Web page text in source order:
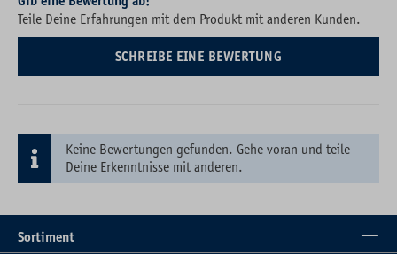
Teile Deine Erfahrungen mit dem Produkt mit anderen Kunden.
SCHREIBE EINE BEWERTUNG
Keine Bewertungen gefunden. Gehe voran und teile
Deine Erkenntnisse mit anderen.
Sortiment